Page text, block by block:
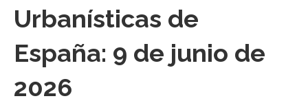
Urbanísticas de
España: 9 de junio de
2026